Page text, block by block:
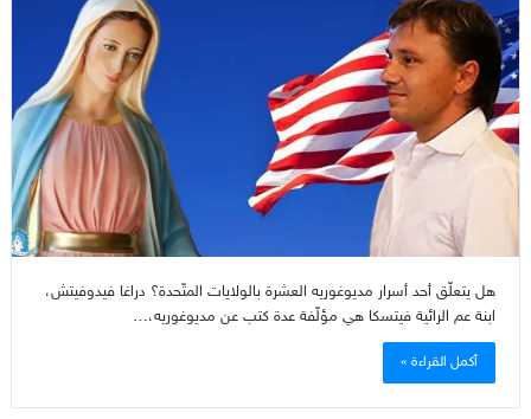
هل يتعلّق أحد أسرار مديوغوريه العشرة بالولايات المتّحدة؟ دراغا فيدوفيتش،
ابنة عم الرائية فيتسكا هي مؤلّفة عدة كتب عن مديوغوريه،…
أكمل القراءة »